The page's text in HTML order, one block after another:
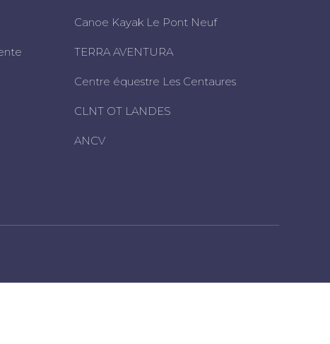
Canoe Kayak Le Pont Neuf
TERRA AVENTURA
Centre équestre Les Centaures
CLNT OT LANDES
ANCV